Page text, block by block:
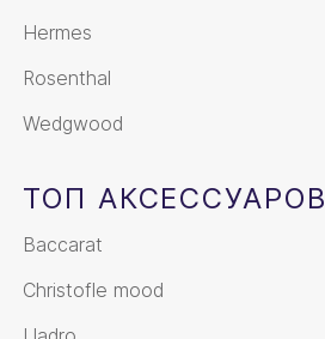
Hermes
Rosenthal
Wedgwood
ТОП АКСЕССУАРОВ
Baccarat
Christofle mood